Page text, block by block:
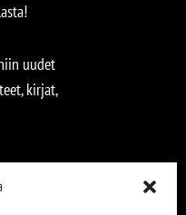
uudet
kirjat,